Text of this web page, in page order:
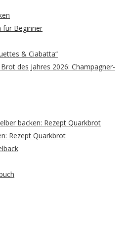
für Beginner
& Ciabatta“
des Jahres 2026: Champagner-
backen: Rezept Quarkbrot
Rezept Quarkbrot